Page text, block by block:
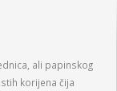
ali papinskog
korijena čija